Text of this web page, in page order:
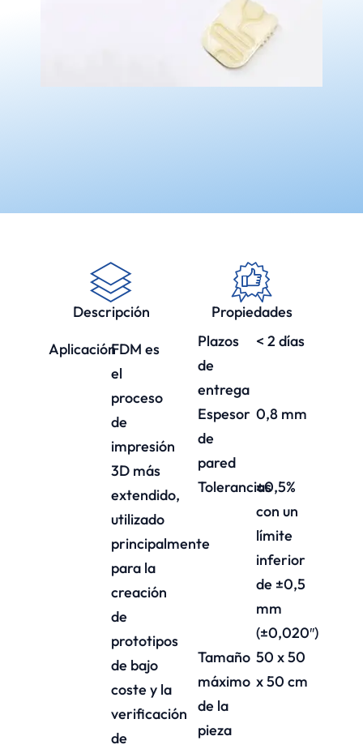
Descripción
AplicaciónFDM es
el
proceso
de
impresión
3D más
extendido,
utilizado
principalmente
para la
creación
de
prototipos
de bajo
coste y la
verificación
de
Propiedades
Plazos
de
entrega
< 2 días
Espesor
de
pared
0,8 mm
Tolerancias±0,5%
con un
límite
inferior
de ±0,5
mm
(±0,020″)
Tamaño
máximo
de la
pieza
50 x 50
x 50 cm